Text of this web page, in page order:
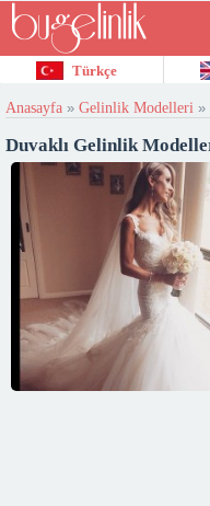
Türkçe
Anasayfa » Gelinlik Modelleri »
Duvaklı Gelinlik